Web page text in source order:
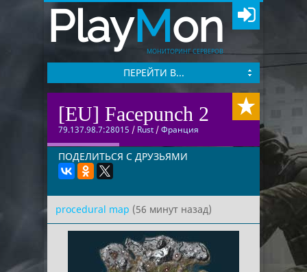
PlayMon
МОНИТОРИНГ СЕРВЕРОВ
ПЕРЕЙТИ В...
[EU] Facepunch 2
79.137.98.7:28015 / Rust /Франция
ПОДЕЛИТЬСЯ С ДРУЗЬЯМИ
procedural map (56 минут назад)